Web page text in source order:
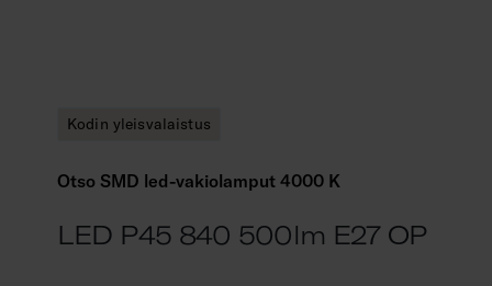
Kodin yleisvalaistus
Otso SMD led-vakiolamput 4000 K
LED P45 840 500lm E27 OP